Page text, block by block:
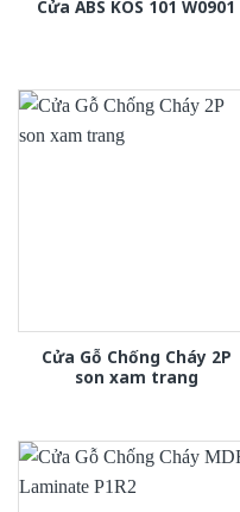
Cửa ABS KOS 101 W0901
Cửa Gỗ Chống Cháy 2P
son xam trang